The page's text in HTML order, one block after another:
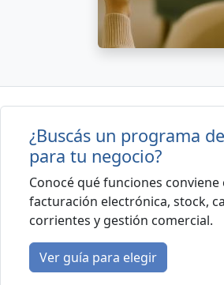
¿Buscás un programa
para tu negocio?
Conocé qué funciones conviene
facturación electrónica, stock,
corrientes y gestión comercial.
Ver guía para elegir